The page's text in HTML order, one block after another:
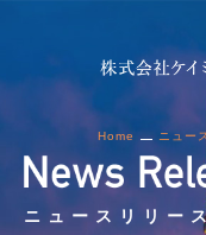
Home ニュー
ニュースリリー